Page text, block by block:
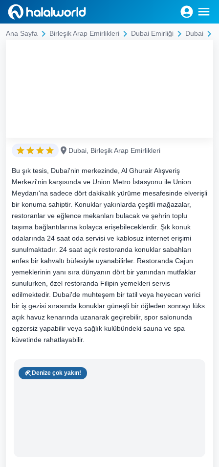
Ana Sayfa Birleşik Arap Emirlikleri Dubai Emirliği Dubai
Dubai, Birleşik Arap Emirlikleri
Bu şık tesis, Dubai'nin merkezinde, Al Ghurair Alışveriş
Merkezi'nin karşısında ve Union Metro İstasyonu ile Union
Meydanı'na sadece dört dakikalık yürüme mesafesinde elverişli
bir konuma sahiptir. Konuklar yakınlarda çeşitli mağazalar,
restoranlar ve eğlence mekanları bulacak ve şehrin toplu
taşıma bağlantılarına kolayca erişebileceklerdir. Şık konuk
odalarında 24 saat oda servisi ve kablosuz internet erişimi
sunulmaktadır. 24 saat açık restoranda konuklar sabahları
enfes bir kahvaltı büfesiyle uyanabilirler. Restoranda Cajun
yemeklerinin yanı sıra dünyanın dört bir yanından mutfaklar
sunulurken, özel restoranda Filipin yemekleri servis
edilmektedir. Dubai'de muhteşem bir tatil veya heyecan verici
bir iş gezisi sırasında konuklar güneşli bir öğleden sonrayı lüks
açık havuz kenarında uzanarak geçirebilir, spor salonunda
egzersiz yapabilir veya sağlık kulübündeki sauna ve spa
küvetinde rahatlayabilir.
Denize çok yakın!